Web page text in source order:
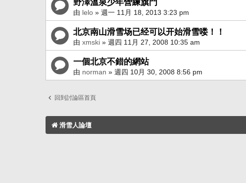
野澤溫泉少年營練旗門
由 lelo » 週一 11月 18, 2013 3:23 pm
北京南山滑雪场已经可以开始滑雪喽！！
由 xmski » 週四 11月 27, 2008 10:35 am
一個北京不錯的網站
由 norman » 週四 10月 30, 2008 8:56 pm
回到討論區首頁
滑雪人論壇